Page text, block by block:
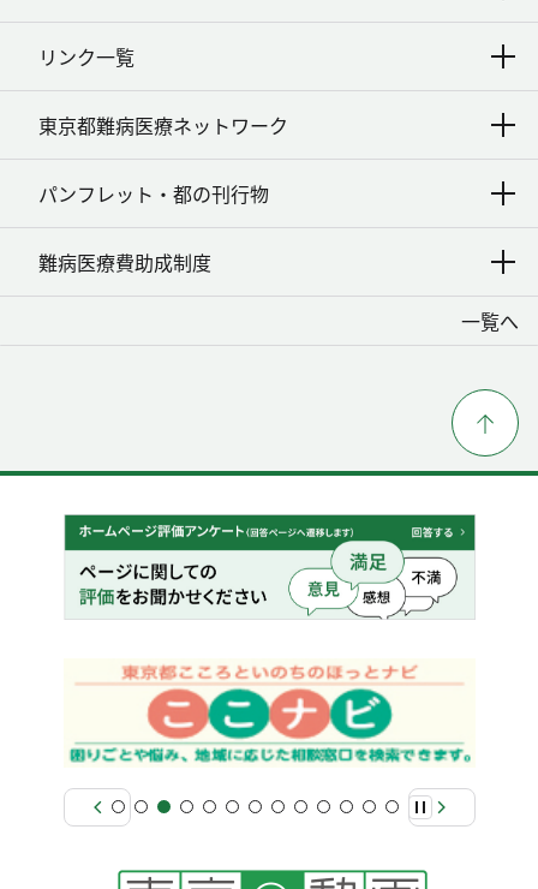
リンク一覧
東京都難病医療ネットワーク
パンフレット・都の刊行物
難病医療費助成制度
一覧へ